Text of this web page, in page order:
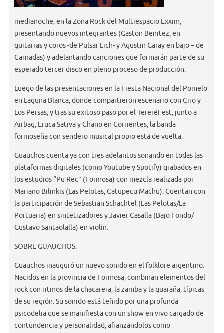
medianoche, en la Zona Rock del Multiespacio Exxim,
presentando nuevos integrantes (Gaston Benitez, en
guitarras y coros -de Pulsar Lich- y Agustin Garay en bajo – de
Carnadas) y adelantando canciones que formarán parte de su
esperado tercer disco en pleno proceso de producción.
Luego de las presentaciones en la Fiesta Nacional del Pomelo
en Laguna Blanca, donde compartieron escenario con Ciro y
Los Persas, y tras su exitoso paso por el TereréFest, junto a
Airbag, Eruca Sativa y Chano en Corrientes, la banda
formoseña con sendero musical propio está de vuelta.
Guauchos cuenta ya con tres adelantos sonando en todas las
plataformas digitales (como Youtube y Spotify) grabados en
los estudios “Pu Rec” (Formosa) con mezcla realizada por
Mariano Bilinkis (Las Pelotas, Catupecu Machu). Cuentan con
la participación de Sebastián Schachtel (Las Pelotas/La
Portuaria) en sintetizadores y Javier Casalla (Bajo Fondo/
Gustavo Santaolalla) en violín.
SOBRE GUAUCHOS:
Guauchos inauguró un nuevo sonido en el folklore argentino.
Nacidos en la provincia de Formosa, combinan elementos del
rock con ritmos de la chacarera, la zamba y la guaraña, típicas
de su región. Su sonido está teñido por una profunda
psicodelia que se manifiesta con un show en vivo cargado de
contundencia y personalidad, afianzándolos como